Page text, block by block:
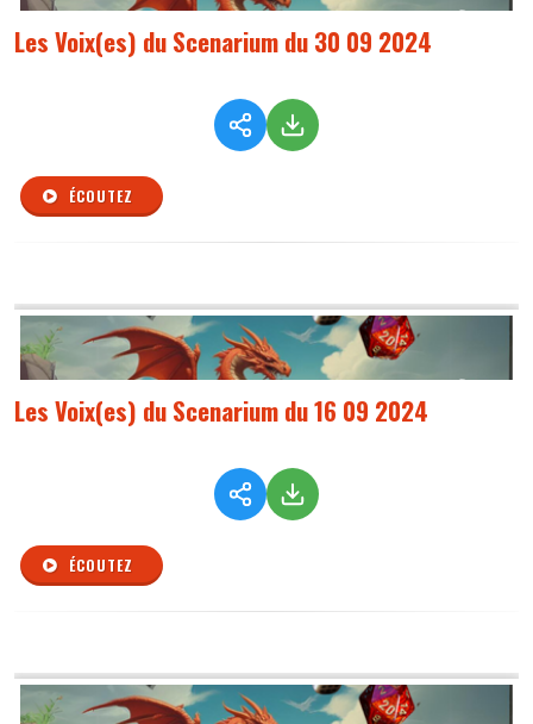
Les Voix(es) du Scenarium du 30 09 2024
ÉCOUTEZ
Les Voix(es) du Scenarium du 16 09 2024
ÉCOUTEZ